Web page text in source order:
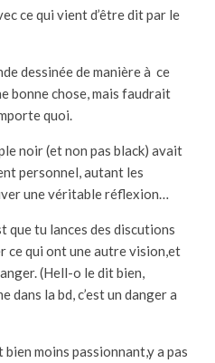
ce qui vient d’être dit par le
dessinée de manière à ce
bonne chose, mais faudrait
quoi.
noir (et non pas black) avait
personnel, autant les
une véritable réflexion…
que tu lances des discutions
ce qui ont une autre vision,et
(Hell-o le dit bien,
dans la bd, c’est un danger a
moins passionnant,y a pas